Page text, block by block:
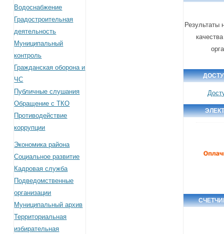
Водоснабжение
Градостроительная
деятельность
Муниципальный
контроль
Гражданская оборона и
ЧС
Публичные слушания
Обращение с ТКО
Противодействие
коррупции
Экономика района
Социальное развитие
Кадровая служба
Подведомственные
организации
Муниципальный архив
Территориальная
избирательная
Результаты